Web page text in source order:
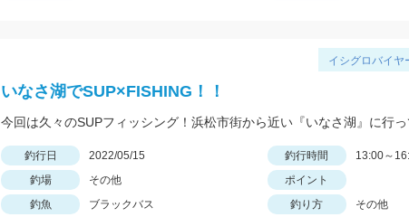
イシグロバイヤ
いなさ湖でSUP×FISHING！！
今回は久々のSUPフィッシング！浜松市街から近い『いなさ湖』に行っ
釣行日 2022/05/15 釣行時間
13:00～
釣場
その他
ポイント
釣魚
ブラックバス 釣り方
その他